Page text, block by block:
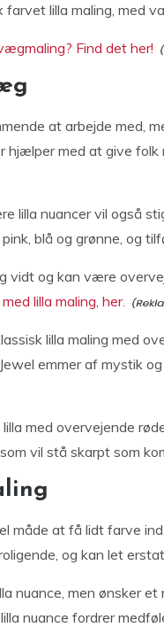
farvet lilla maling, med
Find det her!
at arbejde med,
hjælper med at give folk
lilla nuancer vil også
blå og grønne, og
vidt og kan være
lilla maling, her.
lilla maling med
Jewel emmer af mystik
lilla med overvejende
som vil stå skarpt som
måde at få lidt farve
og kan let
nuance, men ønsker
nuance fordrer